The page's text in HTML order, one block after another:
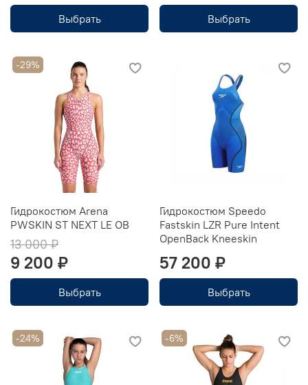
Выбрать Выбрать
-29%
Гидрокостюм Arena
PWSKIN ST NEXT LE OB
13 000 ₽
9 200 ₽
Выбрать
Гидрокостюм Speedo
Fastskin LZR Pure Intent
OpenBack Kneeskin
57 200 ₽
Выбрать
-24% -6%